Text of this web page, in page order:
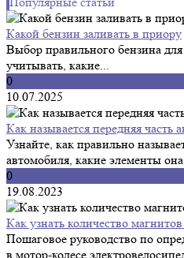
Какой бензин заливать в приору
Выбор правильного бензина
учитывать, какие...
0
10.07.2025
Как называется передняя часть
Узнайте, как правильно
автомобиля, какие элементы
0
19.08.2023
Как узнать количество
Пошаговое руководство по
в мотор-колесе